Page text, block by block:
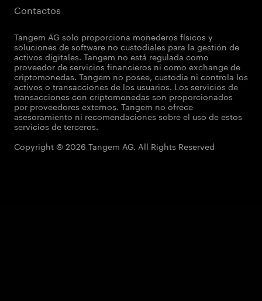
Contactos
Tangem AG solo proporciona monederos físicos y
soluciones de software no custodiales para la gestión de
activos digitales. Tangem no está regulada como
proveedor de servicios financieros ni como exchange de
criptomonedas. Tangem no posee, custodia ni controla los
activos o transacciones de los usuarios. Los servicios de
transacciones con criptomonedas son proporcionados
por proveedores externos. Tangem no ofrece
asesoramiento ni recomendaciones sobre el uso de estos
servicios de terceros.